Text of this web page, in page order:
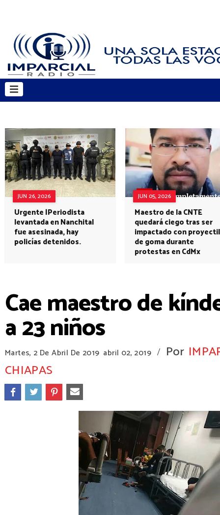
JUN 26, 2026
Urgente |Periodista
levantada en Nanchital
fue asesinada, hay
policías detenidos.
JUN 05, 2026
Maestro de la CNTE
quedará ciego tras ser
impactado con proyectil
de goma durante
protestas en CdMx
Cae maestro de
a 23 niños
Martes, 2 De Abril De 2019 abril 02, 2019 / Por
CHIAPAS